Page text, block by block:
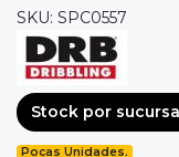
SKU: SPC0557
Stock por
Pocas Unidades.